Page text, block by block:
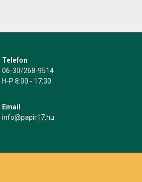
Telefon
06-30/268-9514
H-P 8:00 - 17:30
Email
info@papir17.hu